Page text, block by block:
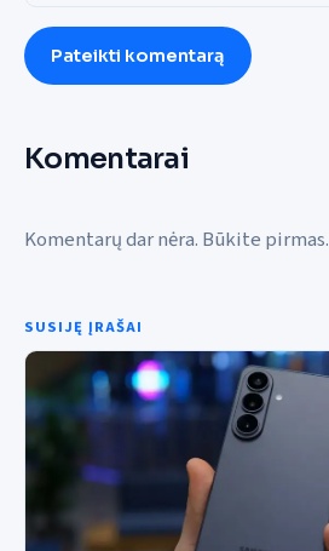
Pateikti komentarą
Komentarai
Komentarų dar nėra. Būkite pirmas.
SUSIJĘ ĮRAŠAI